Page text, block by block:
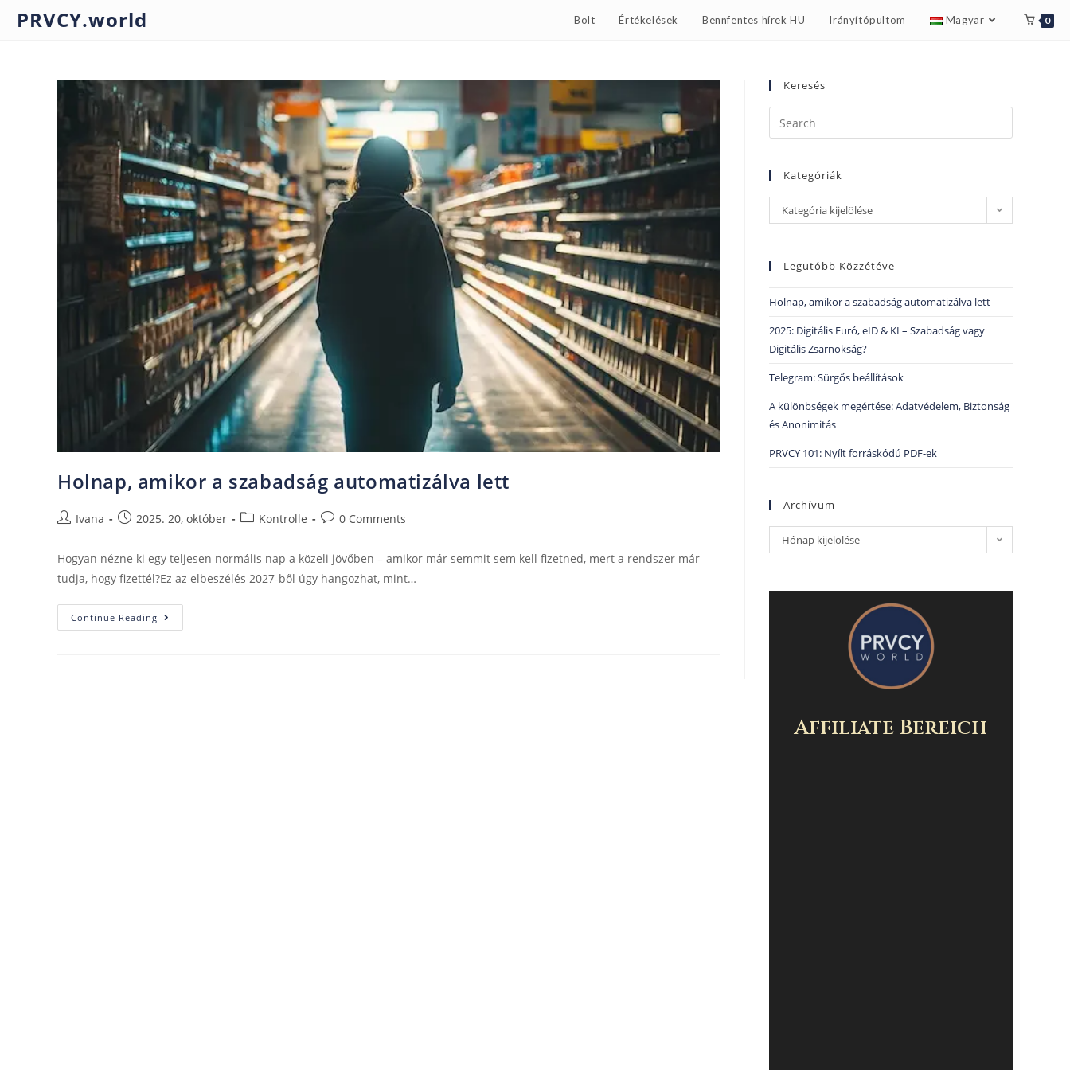
PRVCY.world Bolt Értékelések Bennfentes hírek HU Irányítópultom Magyar 0
Holnap, amikor a szabadság automatizálva lett
Ivana 2025. 20, október Kontrolle 0 Comments
Hogyan nézne ki egy teljesen normális nap a közeli jövőben – amikor már semmit sem kell fizetned, mert a rendszer már
tudja, hogy fizettél?Ez az elbeszélés 2027-ből úgy hangozhat, mint…
Continue Reading
Keresés
Kategóriák
Kategória kijelölése
Legutóbb Közzétéve
Holnap, amikor a szabadság automatizálva lett
2025: Digitális Euró, eID & KI – Szabadság vagy
Digitális Zsarnokság?
Telegram: Sürgős beállítások
A különbségek megértése: Adatvédelem, Biztonság
és Anonimitás
PRVCY 101: Nyílt forráskódú PDF-ek
Archívum
Hónap kijelölése
Affiliate Bereich